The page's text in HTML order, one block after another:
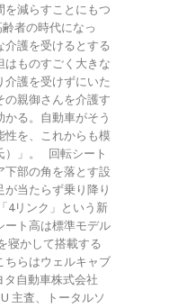
を減らすことにもつ
者の時代になっ
介護を受けるとする
はものすごく大きな
介護を受けずにいた
の親御さんを介護す
る。自動車がそう
性を、これからも模
）」。 回転シート
下部の角を落とす設
当たらず乗り降り
4リンク」という新
ート高は標準モデル
寝かして搭載する
ちらはウェルキャブ
自動車株式会社
主査、トータルソ